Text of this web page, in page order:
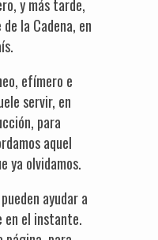
y más tarde,
la Cadena, en
efímero e
servir, en
para
aquel
ya olvidamos.
ayudar a
en el instante.